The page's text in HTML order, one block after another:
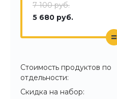
7 100 руб.
5 680 руб.
=
Стоимость продуктов по
отдельности:
Скидка на набор: